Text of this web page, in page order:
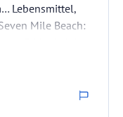
Lebensmittel,
Mile Beach:
freundlich.
und wir kommen